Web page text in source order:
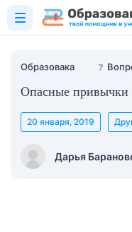
Образовака ❓
Опасные привычки
Дарья
20 января, 2019